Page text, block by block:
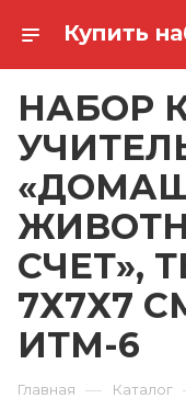
НАБОР
СЧЕТ»,
7Х7Х7
ИТМ-6
Главная — Каталог